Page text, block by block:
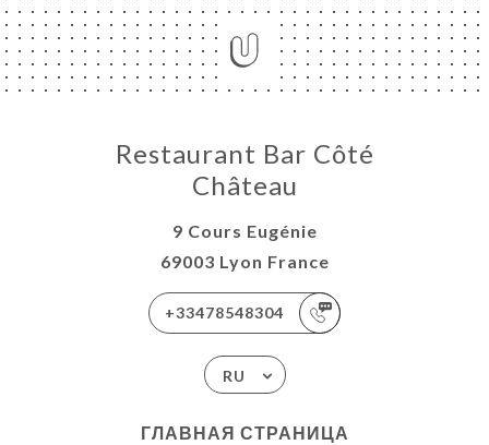
Restaurant Bar Côté
Château
9 Cours Eugénie
69003 Lyon France
+33478548304
RU
ГЛАВНАЯ СТРАНИЦА